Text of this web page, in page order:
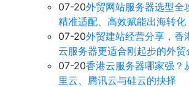
07-20外贸网站服务器选型全
精准适配、高效赋能出海转化
07-20外贸建站经营分享，香
云服务器更适合刚起步的外贸
07-20香港云服务器哪家强？
里云、腾讯云与硅云的抉择